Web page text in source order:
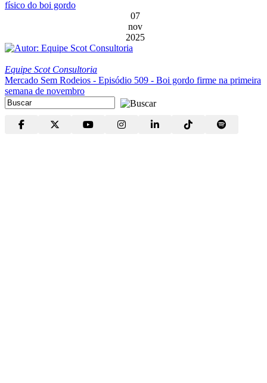
físico do boi gordo
07
nov
2025
Equipe Scot Consultoria
Mercado Sem Rodeios - Episódio 509 - Boi gordo firme na primeira
semana de novembro